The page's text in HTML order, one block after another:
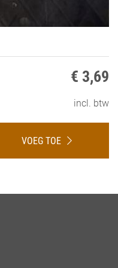
€ 3,69
incl. btw
VOEG TOE